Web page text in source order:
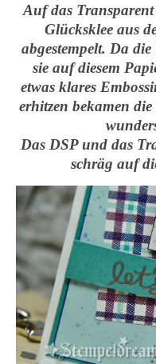
Auf das
Glücksklee aus
abgestempelt. Da
sie auf diesem
etwas klares
erhitzen bekamen
Das DSP und das
schräg auf